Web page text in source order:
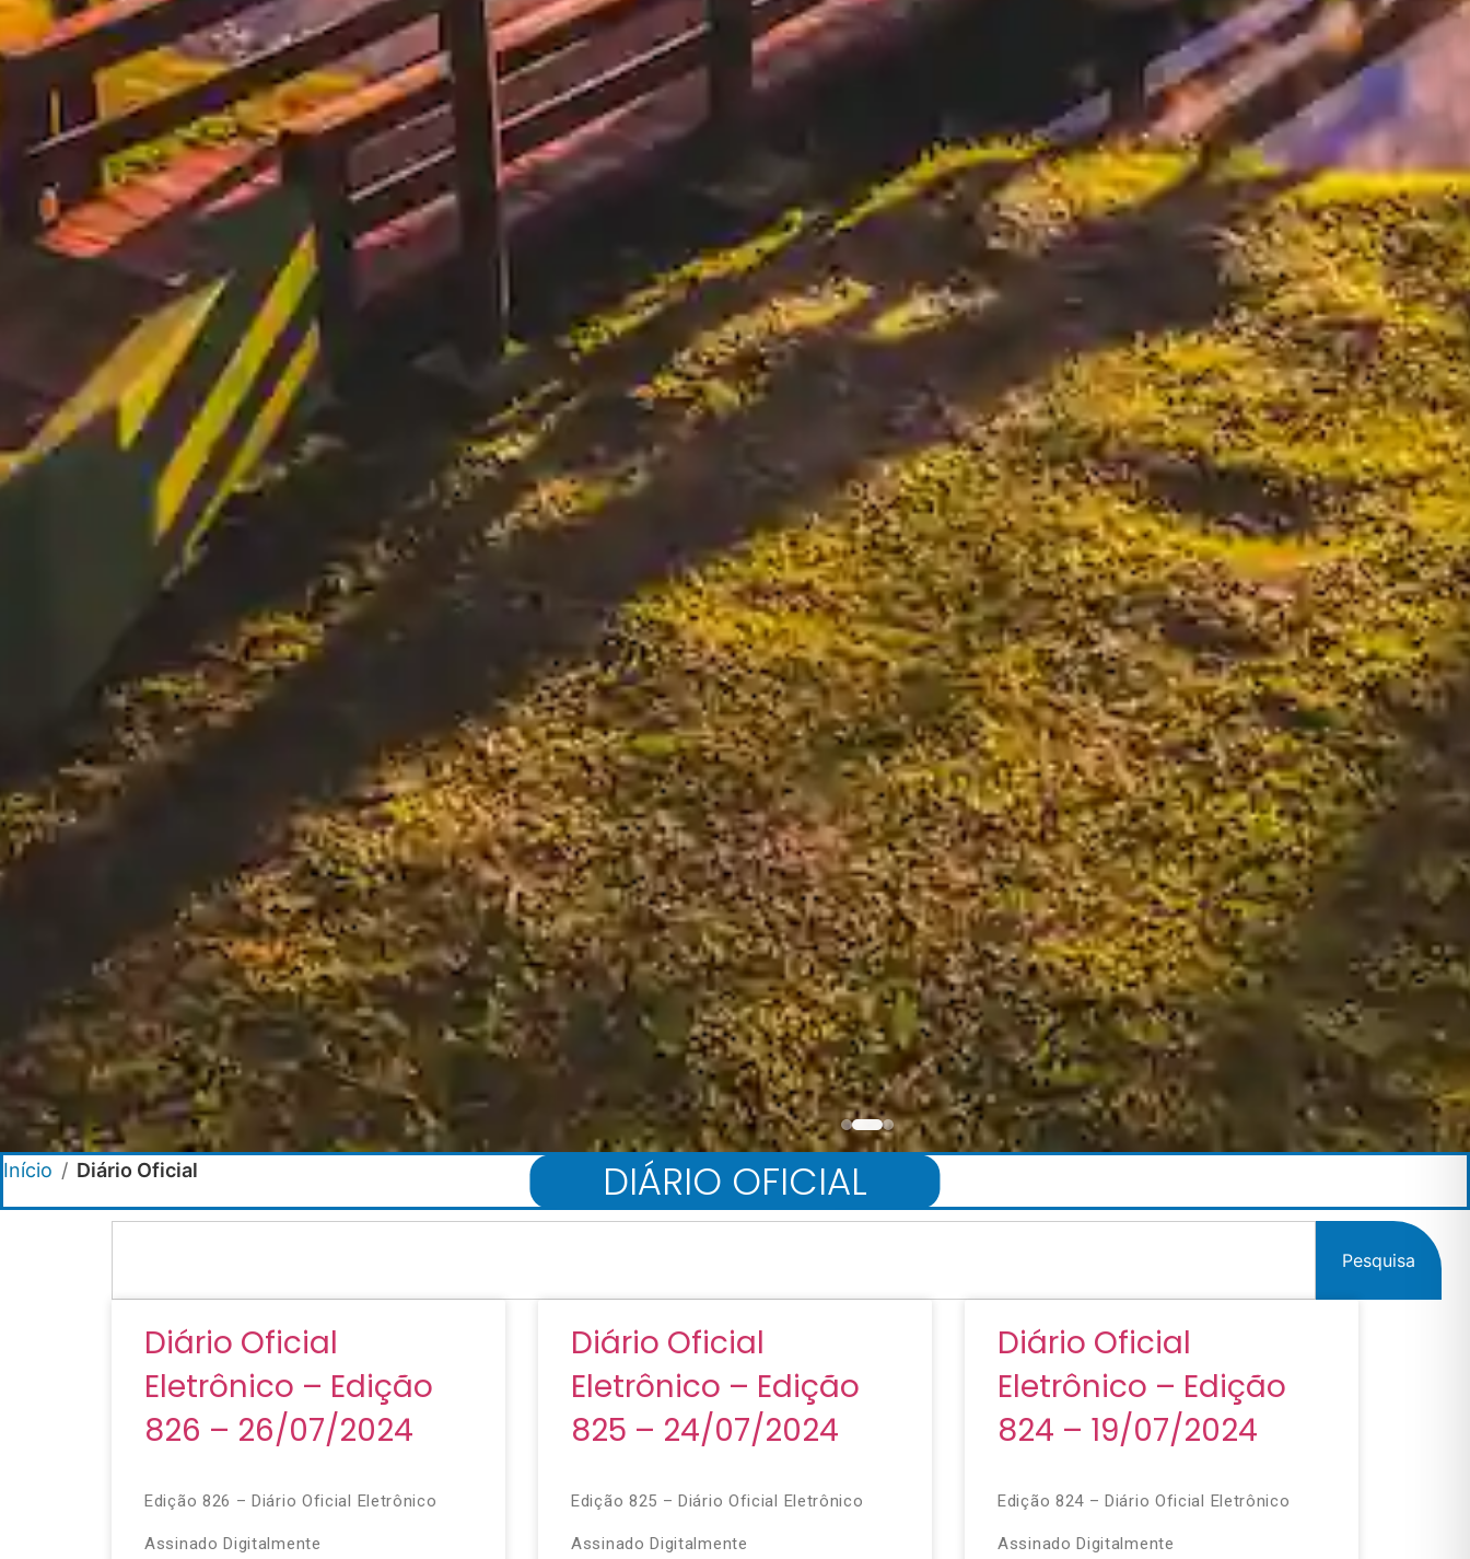
DIÁRIO OFICIAL
Início / Diário Oficial
Pesquisa
Diário Oficial
Eletrônico – Edição
826 – 26/07/2024
Edição 826 – Diário Oficial Eletrônico
Assinado Digitalmente
Diário Oficial
Eletrônico – Edição
825 – 24/07/2024
Edição 825 – Diário Oficial Eletrônico
Assinado Digitalmente
Diário Oficial
Eletrônico – Edição
824 – 19/07/2024
Edição 824 – Diário Oficial Eletrônico
Assinado Digitalmente